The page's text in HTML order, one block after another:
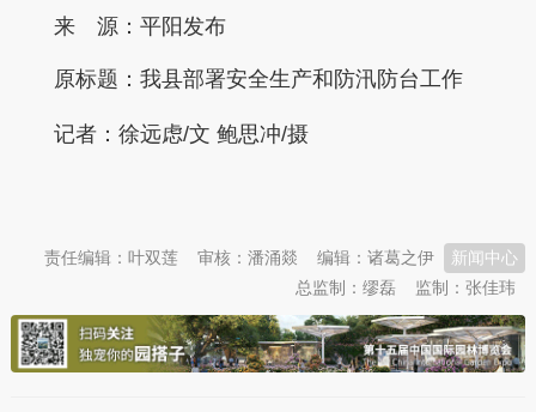
来 源：平阳发布
原标题： 我县部署安全生产和防汛防台工作
记者：徐远虑/文 鲍思冲/摄
新闻中心
编辑：诸葛之伊
审核：潘涌燚
责任编辑：叶双莲
监制：张佳玮
总监制：缪磊